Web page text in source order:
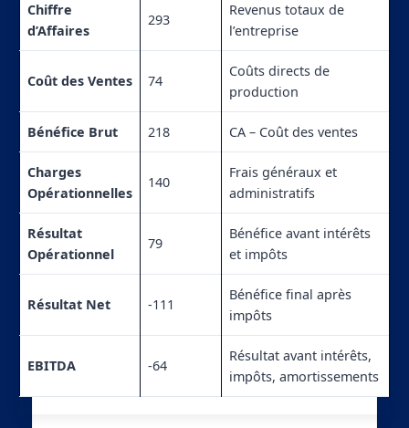
Chiffre
d’Affaires
293
Revenus totaux de
l’entreprise
Coût des Ventes 74
Coûts directs de
production
Bénéfice Brut 218 CA – Coût des ventes
Charges
Opérationnelles
140
Frais généraux et
administratifs
Résultat
Opérationnel
79
Bénéfice avant intérêts
et impôts
Résultat Net -111
Bénéfice final après
impôts
EBITDA -64
Résultat avant intérêts,
impôts, amortissements